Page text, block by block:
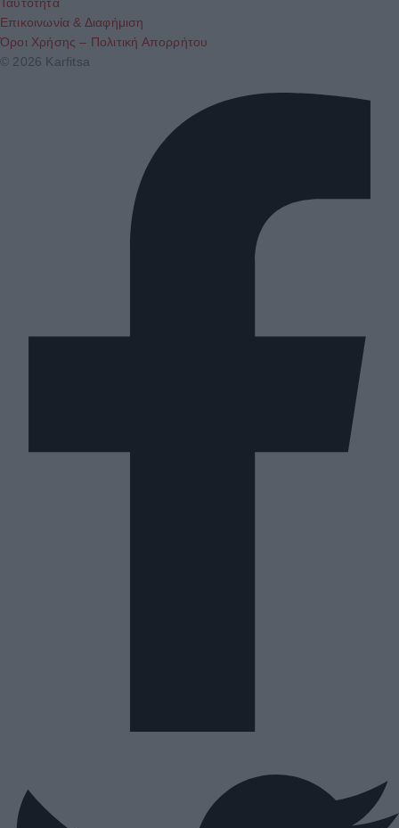
Επικοινωνία & Διαφήμιση
Όροι Χρήσης – Πολιτική Απορρήτου
© 2026 Karfitsa